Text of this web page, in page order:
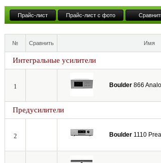
Прайс-лист Прайс-лист с фото
№ Сравнить Имя
Интегральные усилители
1 Boulder 866
Предусилители
2 Boulder 1110